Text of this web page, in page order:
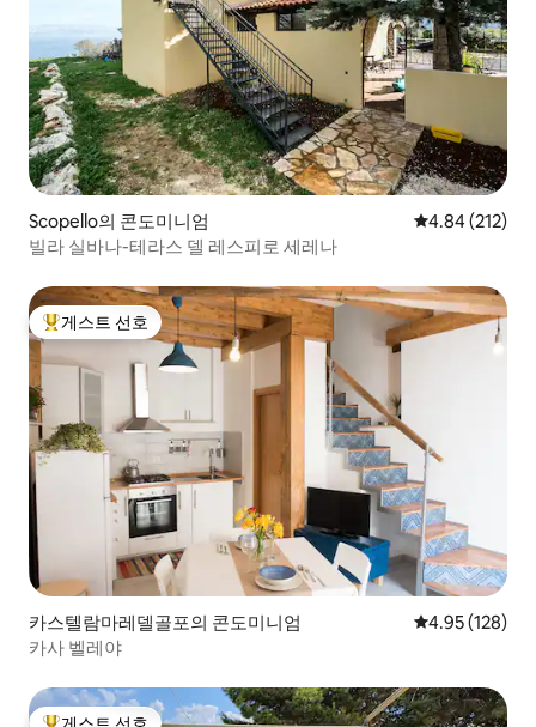
Scopello의 콘도미니엄 평점 4.84점(5
4.84 (212)
빌라 실바나-테라스 델 레스피로 세레나
상위 게스트 선호
게스트 선호
카스텔람마레델골포의 콘도미니엄 평점 4.95점(5
4.95 (128)
카사 벨레야